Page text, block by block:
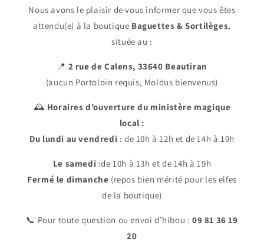
Nous avons le plaisir de vous informer que vous êtes
attendu(e) à la boutique Baguettes & Sortilèges,
située au :
📍 2 rue de Calens, 33640 Beautiran
(aucun Portoloin requis, Moldus bienvenus)
🕰️ Horaires d’ouverture du ministère magique
local :
Du lundi au vendredi : de 10h à 12h et de 14h à 19h
Le samedi :de 10h à 13h et de 14h à 19h
Fermé le dimanche (repos bien mérité pour les elfes
de la boutique)
📞 Pour toute question ou envoi d’hibou : 09 81 36 19
20